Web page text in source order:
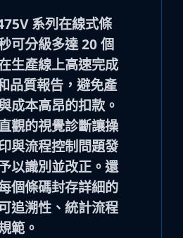
系列在線式條
可分級多達 20 個
生產線上高速完成
品質報告，避免產
成本高昂的扣款。
觀的視覺診斷讓操
與流程控制問題發
以識別並改正。還
個條碼封存詳細的
追溯性、統計流程
範。